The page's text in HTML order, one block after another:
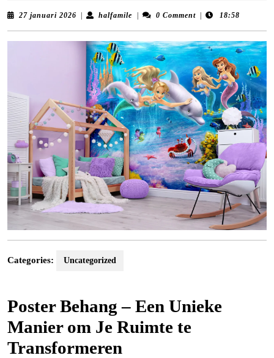
27 januari 2026 27
halfamile halfamile0 Comment 18:58
Categories: Uncategorized
Poster Behang – Een Unieke
Manier om Je Ruimte te
Transformeren